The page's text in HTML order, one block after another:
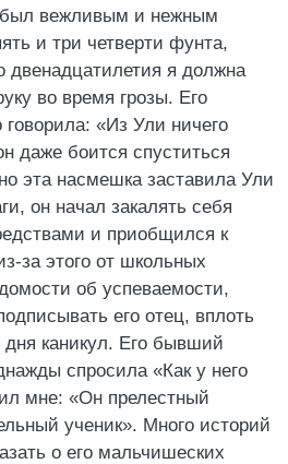
вежливым и нежным
и три четверти фунта,
двенадцатилетия я должна
во время грозы. Его
«Из Ули ничего
даже боится спуститься
эта насмешка заставила Ули
он начал закалять себя
и приобщился к
за этого от школьных
об успеваемости,
его отец, вплоть
дня каникул. Его бывший
спросила «Как у него
мне: «Он прелестный
ученик». Много историй
о его мальчишеских